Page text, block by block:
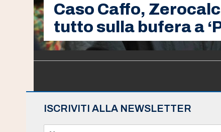
Caso Caffo,
tutto sulla bufera a
ISCRIVITI ALLA NEWSLETTER